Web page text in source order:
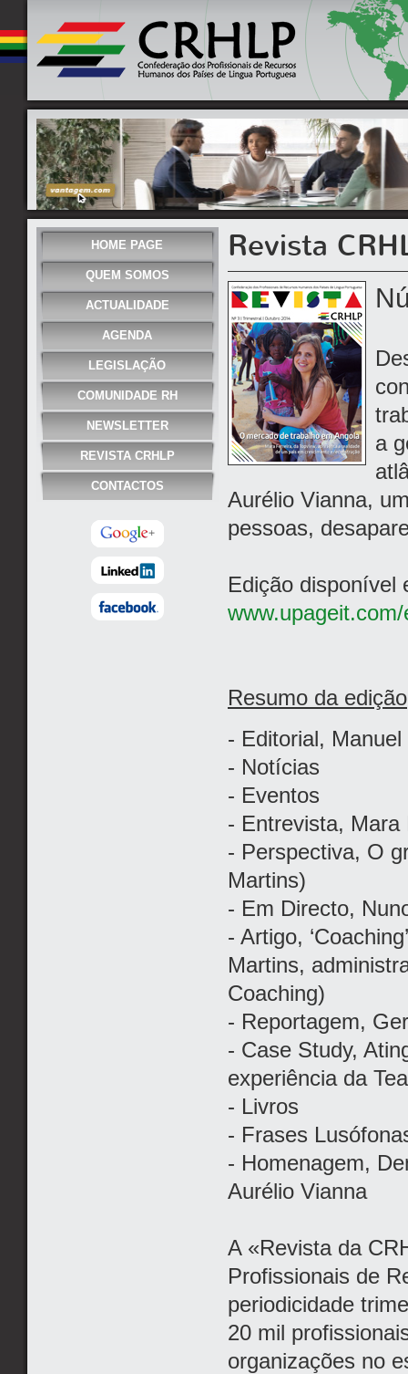
HOME PAGE
QUEM SOMOS
ACTUALIDADE
AGENDA
LEGISLAÇÃO
COMUNIDADE RH
NEWSLETTER
REVISTA CRHLP
CONTACTOS
Revista
a
Aurélio Vianna,
pessoas,
Edição disponível
Resumo da edição
- Editorial,
- Notícias
- Eventos
- Entrevista, Mara
- Perspectiva, O
Martins)
- Em Directo,
- Artigo,
Martins,
Coaching)
- Reportagem,
- Case Study,
experiência da
- Livros
- Frases
- Homenagem,
Aurélio Vianna
A «Revista da
Profissionais de
periodicidade
20 mil
organizações no